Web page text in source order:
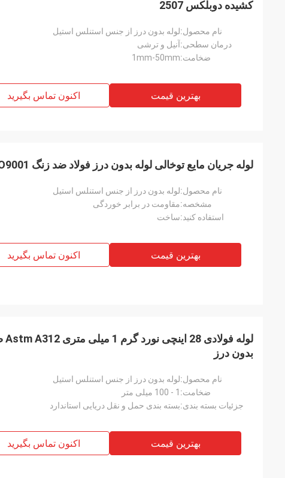
کشیده دوبلکس 2507
نام محصول:لوله بدون درز از جنس استنلس استیل
درمان سطحی:آنیل و ترشی
ضخامت:1mm-50mm
بهترین قیمت اکنون تماس بگیرید
لوله جریان مایع توخالی لوله بدون درز فولاد ضد زنگ ASTM ISO9001
نام محصول:لوله بدون درز از جنس استنلس استیل
مشخصه:مقاومت در برابر خوردگی
استفاده کنید:ساخت
بهترین قیمت اکنون تماس بگیرید
بدون درز
نام محصول:لوله بدون درز از جنس استنلس استیل
ضخامت: 1 - 100 میلی متر
جزئیات بسته بندی:بسته بندی حمل و نقل دریایی استاندارد
بهترین قیمت اکنون تماس بگیرید